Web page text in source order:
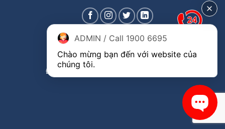
Đại lý phòng vé hãng China Eastern Airlines
ADMIN / Call 1900 6695
Chào mừng bạn đến với website của
chúng tôi.